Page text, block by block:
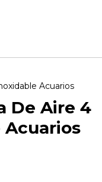
Acuarios
De Aire 4
Acuarios